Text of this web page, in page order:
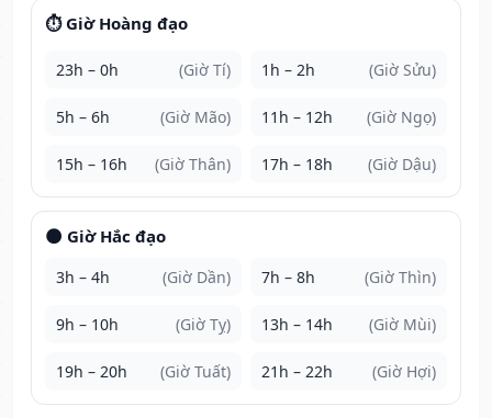
⏱️ Giờ Hoàng đạo
23h – 0h (Giờ Tí) 1h – 2h (Giờ Sửu)
5h – 6h (Giờ Mão) 11h – 12h (Giờ Ngọ)
15h – 16h (Giờ Thân) 17h – 18h (Giờ Dậu)
🌑 Giờ Hắc đạo
3h – 4h (Giờ Dần) 7h – 8h (Giờ Thìn)
9h – 10h (Giờ Tỵ) 13h – 14h (Giờ Mùi)
19h – 20h (Giờ Tuất) 21h – 22h (Giờ Hợi)